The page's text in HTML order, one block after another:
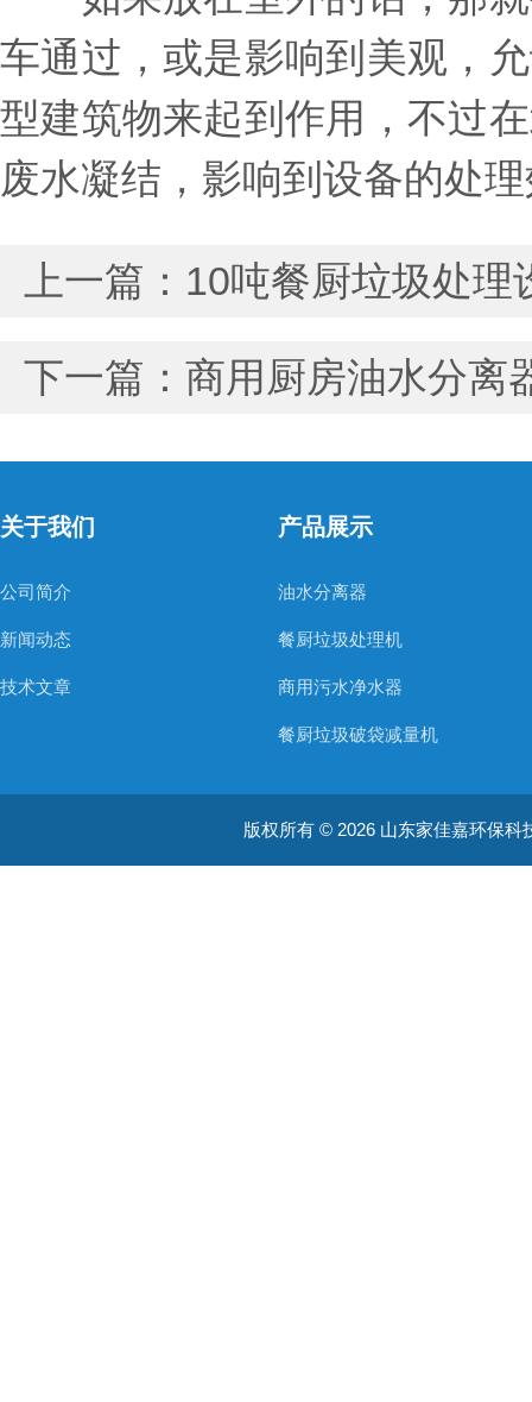
车通过，或是影响到美观，
型建筑物来起到作用，不过
废水凝结，影响到设备的处
上一篇： 10吨餐厨垃圾处理
下一篇： 商用厨房油水分离
关于我们
公司简介
新闻动态
技术文章
产品展示
油水分离器
餐厨垃圾处理机
商用污水净水器
餐厨垃圾破袋减量机
餐厨垃圾粉碎机
版权所有 © 2026 山东家佳嘉环保